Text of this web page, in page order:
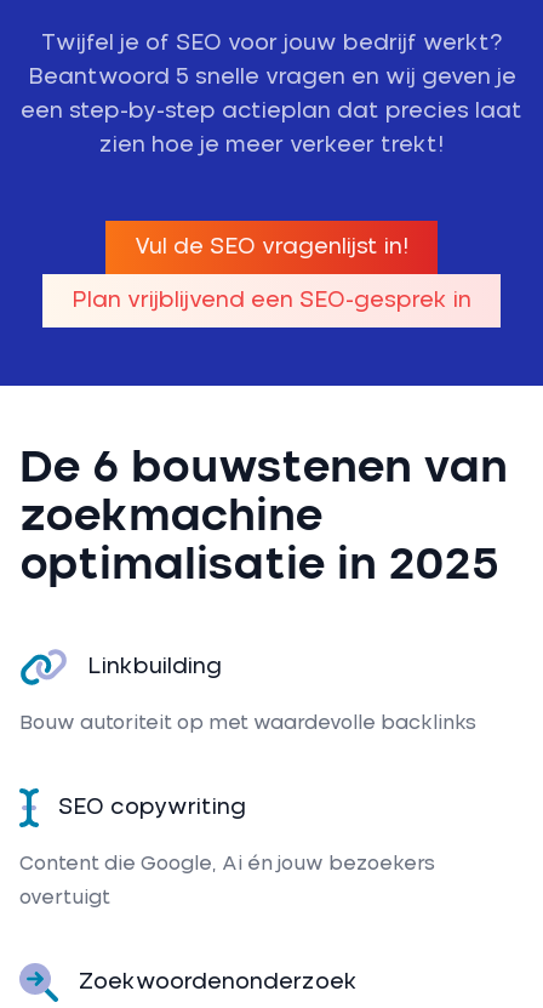
Twijfel je of SEO voor jouw bedrijf werkt?
Beantwoord 5 snelle vragen en wij geven je
een step-by-step actieplan dat precies laat
zien hoe je meer verkeer trekt!
Vul de SEO vragenlijst in!
Plan vrijblijvend een SEO-gesprek in
De 6 bouwstenen van
zoekmachine
optimalisatie in 2025
Linkbuilding
Bouw autoriteit op met waardevolle backlinks
SEO copywriting
Content die Google, Ai én jouw bezoekers
overtuigt
Zoekwoordenonderzoek